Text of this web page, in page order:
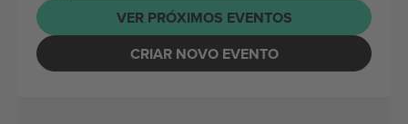
VER PRÓXIMOS EVENTOS
CRIAR NOVO EVENTO